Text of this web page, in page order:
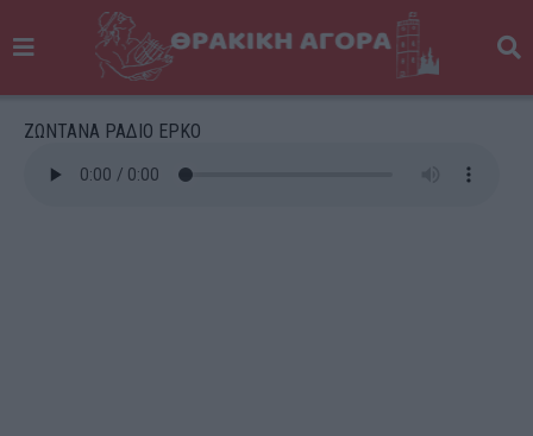
ΖΩΝΤΑΝΑ ΡΑΔΙΟ ΕΡΚΟ